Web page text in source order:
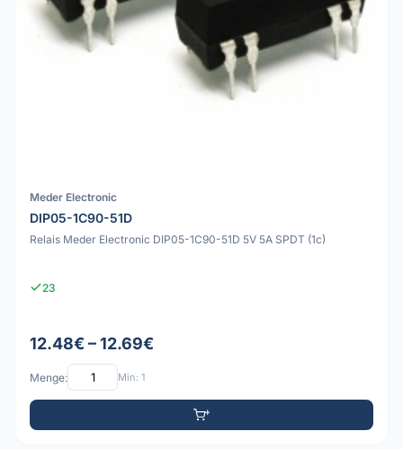
Meder Electronic
DIP05-1C90-51D
Relais Meder Electronic DIP05-1C90-51D 5V 5A SPDT (1c)
23
12.48€ – 12.69€
Menge: Min: 1